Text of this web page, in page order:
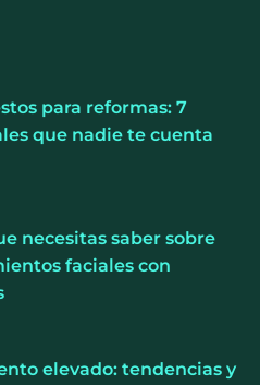
Nasomatto a su
nicho
para reformas: 7
que nadie te cuenta
necesitas saber sobre
faciales con
elevado: tendencias y